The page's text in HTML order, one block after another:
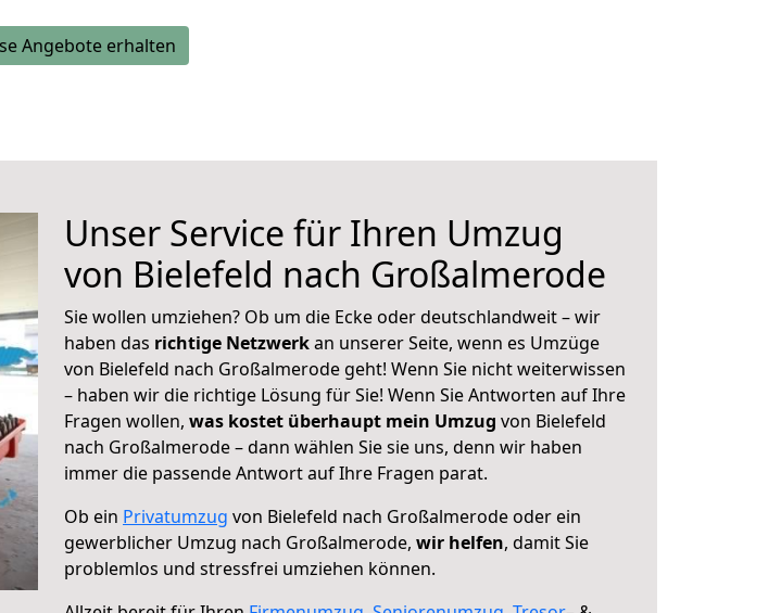
Angebote erhalten
Unser Service für Ihren Umzug
von Bielefeld nach Großalmerode
Sie wollen umziehen? Ob um die Ecke oder deutschlandweit – wir
haben das richtige Netzwerkan unserer Seite, wenn es Umzüge
von Bielefeld nach Großalmerode geht! Wenn Sie nicht weiterwissen
– haben wir die richtige Lösung für Sie! Wenn Sie Antworten auf Ihre
Fragen wollen, was kostet überhaupt mein Umzug von Bielefeld
nach Großalmerode – dann wählen Sie sie uns, denn wir haben
immer die passende Antwort auf Ihre Fragen parat.
Ob ein Privatumzug von Bielefeld nach Großalmerode oder ein
gewerblicher Umzug nach Großalmerode, wir helfen, damit Sie
problemlos und stressfrei umziehen können.